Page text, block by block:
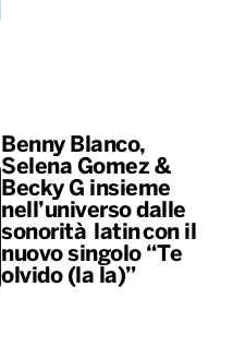
Benny Blanco,
Selena Gomez &
Becky G insieme
nell’universo dalle
sonorità latin con il
nuovo singolo “Te
olvido (la la)”